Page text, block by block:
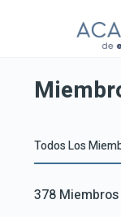
Todos Los
378 Miembros